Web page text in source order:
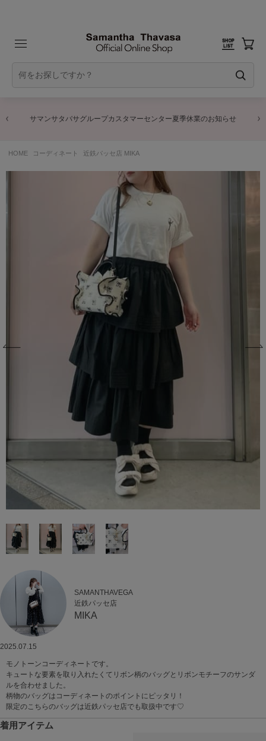
サマンサタバサグループカスタマーセンター夏季休業のお知らせ
HOME コーディネート 近鉄パッセ店 MIKA
SAMANTHAVEGA
近鉄パッセ店
MIKA
2025.07.15
モノトーンコーディネートです。
キュートな要素を取り入れたくてリボン柄のバッグとリボンモチーフのサンダ
ルを合わせました。
柄物のバッグはコーディネートのポイントにピッタリ！
限定のこちらのバッグは近鉄パッセ店でも取扱中です♡
着用アイテム